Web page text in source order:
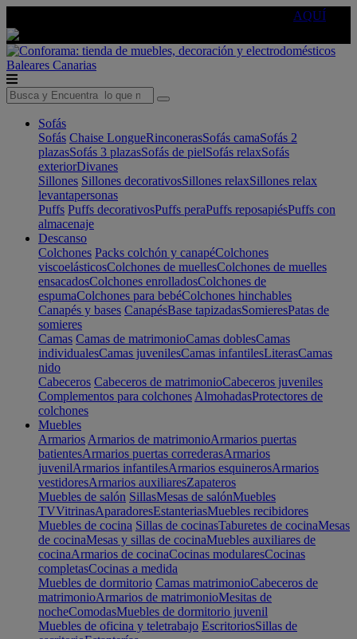
AQUÍ
Baleares Canarias
Sofás
Sofás Chaise LongueRinconerasSofás camaSofás 2
plazasSofás 3 plazasSofás de pielSofás relaxSofás
exteriorDivanes
Sillones Sillones decorativosSillones relaxSillones relax
levantapersonas
Puffs Puffs decorativosPuffs peraPuffs reposapiésPuffs con
almacenaje
Descanso
Colchones Packs colchón y canapéColchones
viscoelásticosColchones de muellesColchones de muelles
ensacadosColchones enrolladosColchones de
espumaColchones para bebéColchones hinchables
Canapés y bases CanapésBase tapizadasSomieresPatas de
somieres
Camas Camas de matrimonioCamas doblesCamas
individualesCamas juvenilesCamas infantilesLiterasCamas
nido
Cabeceros Cabeceros de matrimonioCabeceros juveniles
Complementos para colchones AlmohadasProtectores de
colchones
Muebles
Armarios Armarios de matrimonioArmarios puertas
batientesArmarios puertas correderasArmarios
juvenilArmarios infantilesArmarios esquinerosArmarios
vestidoresArmarios auxiliaresZapateros
Muebles de salón SillasMesas de salónMuebles
TVVitrinasAparadoresEstanteriasMuebles recibidores
Muebles de cocina Sillas de cocinasTaburetes de cocinaMesas
de cocinaMesas y sillas de cocinaMuebles auxiliares de
cocinaArmarios de cocinaCocinas modularesCocinas
completasCocinas a medida
Muebles de dormitorio Camas matrimonioCabeceros de
matrimonioArmarios de matrimonioMesitas de
nocheComodasMuebles de dormitorio juvenil
Muebles de oficina y teletrabajo EscritoriosSillas de